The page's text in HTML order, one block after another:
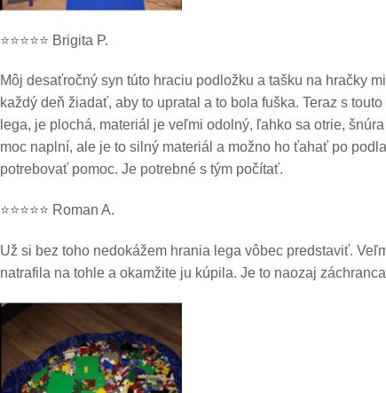
⭐⭐⭐⭐⭐ Brigita P.
Môj desaťročný syn túto hraciu podložku a tašku na hračky
každý deň žiadať, aby to upratal a to bola fuška. Teraz s
lega, je plochá, materiál je veľmi odolný, ľahko sa otrie,
moc naplní, ale je to silný materiál a možno ho ťahať po
potrebovať pomoc. Je potrebné s tým počítať.
⭐⭐⭐⭐⭐ Roman A.
Už si bez toho nedokážem hrania lega vôbec predstaviť.
natrafila na tohle a okamžite ju kúpila. Je to naozaj